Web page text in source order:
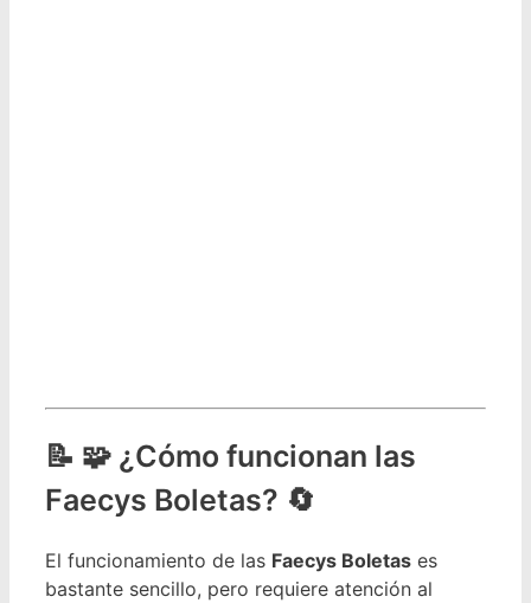
🧩 ¿Cómo funcionan las
Faecys Boletas? 🔄
El funcionamiento de las Faecys Boletas es
bastante sencillo, pero requiere atención al